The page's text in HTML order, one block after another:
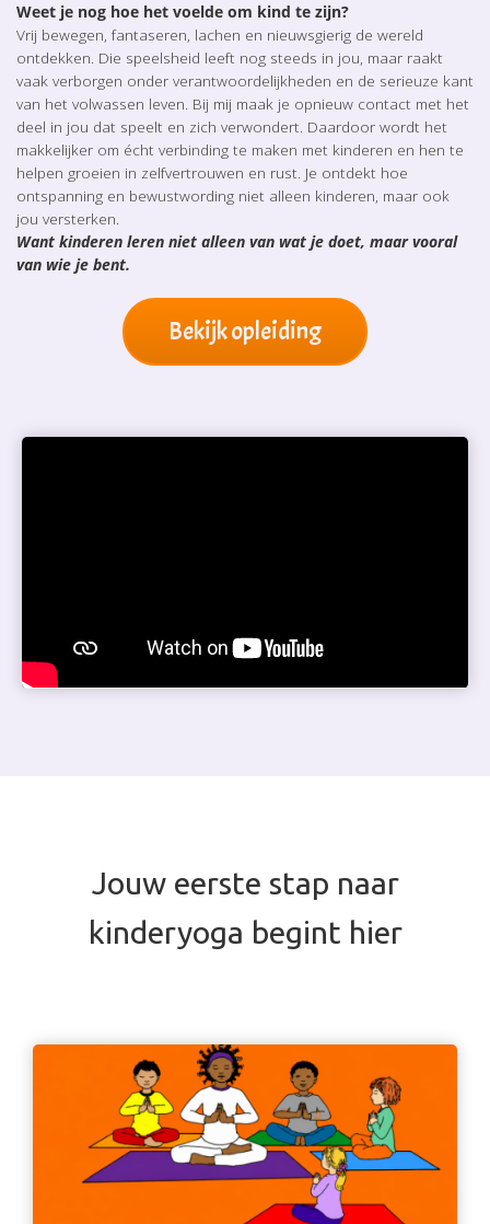
Weet je nog hoe het voelde om kind te zijn?
Vrij bewegen, fantaseren, lachen en nieuwsgierig de wereld
ontdekken. Die speelsheid leeft nog steeds in jou, maar raakt
vaak verborgen onder verantwoordelijkheden en de serieuze kant
van het volwassen leven. Bij mij maak je opnieuw contact met het
deel in jou dat speelt en zich verwondert. Daardoor wordt het
makkelijker om écht verbinding te maken met kinderen en hen te
helpen groeien in zelfvertrouwen en rust. Je ontdekt hoe
ontspanning en bewustwording niet alleen kinderen, maar ook
jou versterken.
Want kinderen leren niet alleen van wat je doet, maar vooral
van wie je bent.
Bekijk opleiding
Jouw eerste stap naar
kinderyoga begint hier